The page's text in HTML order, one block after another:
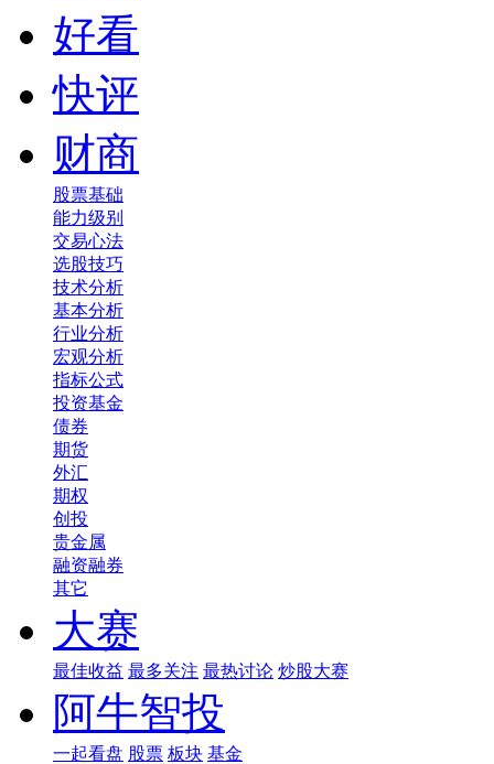
好看
快评
财商
股票基础
能力级别
交易心法
选股技巧
技术分析
基本分析
行业分析
宏观分析
指标公式
投资基金
债券
期货
外汇
期权
创投
贵金属
融资融券
其它
大赛
最佳收益 最多关注 最热讨论 炒股大赛
阿牛智投
一起看盘 股票 板块 基金